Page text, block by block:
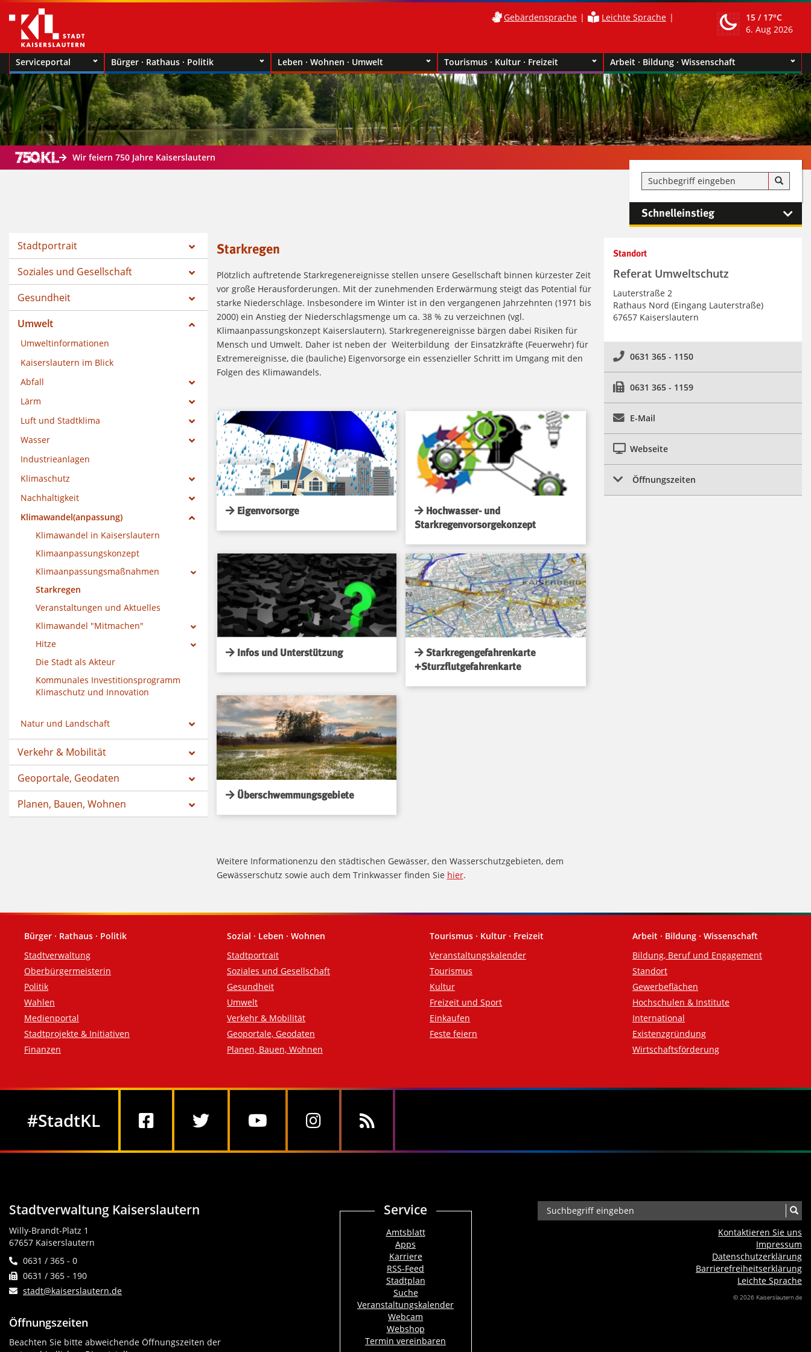
Gebärdensprache Leichte Sprache 15 / 17°C
6. Aug 2026
Serviceportal Bürger · Rathaus · Politik Leben · Wohnen · Umwelt Tourismus · Kultur · Freizeit Arbeit · Bildung · Wissenschaft
Wir feiern 750 Jahre Kaiserslautern
Schnelleinstieg
Stadtportrait
Soziales und Gesellschaft
Gesundheit
Umwelt
Umweltinformationen
Kaiserslautern im Blick
Abfall
Lärm
Luft und Stadtklima
Wasser
Industrieanlagen
Klimaschutz
Nachhaltigkeit
Klimawandel(anpassung)
Klimawandel in Kaiserslautern
Klimaanpassungskonzept
Klimaanpassungsmaßnahmen
Starkregen
Veranstaltungen und Aktuelles
Klimawandel "Mitmachen"
Hitze
Die Stadt als Akteur
Kommunales Investitionsprogramm
Klimaschutz und Innovation
Natur und Landschaft
Verkehr & Mobilität
Geoportale, Geodaten
Planen, Bauen, Wohnen
Starkregen
Plötzlich auftretende Starkregenereignisse stellen unsere Gesellschaft binnen kürzester Zeit
vor große Herausforderungen. Mit der zunehmenden Erderwärmung steigt das Potential für
starke Niederschläge. Insbesondere im Winter ist in den vergangenen Jahrzehnten (1971 bis
2000) ein Anstieg der Niederschlagsmenge um ca. 38 % zu verzeichnen (vgl.
Klimaanpassungskonzept Kaiserslautern). Starkregenereignisse bärgen dabei Risiken für
Mensch und Umwelt. Daher ist neben der Weiterbildung der Einsatzkräfte (Feuerwehr) für
Extremereignisse, die (bauliche) Eigenvorsorge ein essenzieller Schritt im Umgang mit den
Folgen des Klimawandels.
Eigenvorsorge
Hochwasser- und
Starkregenvorsorgekonzept
Infos und Unterstützung
Starkregengefahrenkarte
+Sturzflutgefahrenkarte
Überschwemmungsgebiete
Weitere Informationenzu den städtischen Gewässer, den Wasserschutzgebieten, dem
Gewässerschutz sowie auch dem Trinkwasser finden Sie hier.
Kontaktinformationen und
Weiterführendes
Standort
Referat Umweltschutz
Lauterstraße 2
Rathaus Nord (Eingang Lauterstraße)
67657 Kaiserslautern
0631 365 - 1150
0631 365 - 1159
E-Mail
Webseite
Öffnungszeiten
Fußzeile
Bürger · Rathaus · Politik
Stadtverwaltung
Oberbürgermeisterin
Politik
Wahlen
Medienportal
Stadtprojekte & Initiativen
Finanzen
Sozial · Leben · Wohnen
Stadtportrait
Soziales und Gesellschaft
Gesundheit
Umwelt
Verkehr & Mobilität
Geoportale, Geodaten
Planen, Bauen, Wohnen
Tourismus · Kultur · Freizeit
Veranstaltungskalender
Tourismus
Kultur
Freizeit und Sport
Einkaufen
Feste feiern
Arbeit · Bildung · Wissenschaft
Bildung, Beruf und Engagement
Standort
Gewerbeflächen
Hochschulen & Institute
International
Existenzgründung
Wirtschaftsförderung
#StadtKL
Stadtverwaltung Kaiserslautern
Willy-Brandt-Platz 1
67657 Kaiserslautern
0631 / 365 - 0
0631 / 365 - 190
stadt@kaiserslautern.de
Öffnungszeiten
Beachten Sie bitte abweichende Öffnungszeiten der
Service
Amtsblatt
Apps
Karriere
RSS-Feed
Stadtplan
Suche
Veranstaltungskalender
Webcam
Webshop
Termin vereinbaren
Kontaktieren Sie uns
Impressum
Datenschutzerklärung
Barrierefreiheits­erklärung
Leichte Sprache
© 2026 Kaiserslautern.de